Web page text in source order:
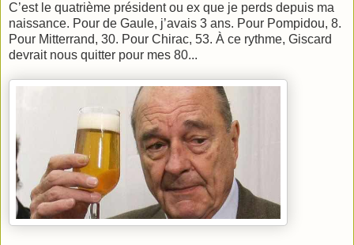
C’est le quatrième président ou ex que je perds depuis ma
naissance. Pour de Gaule, j’avais 3 ans. Pour Pompidou, 8.
Pour Mitterrand, 30. Pour Chirac, 53. À ce rythme, Giscard
devrait nous quitter pour mes 80...